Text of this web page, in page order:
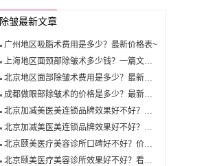
除皱最新文章
广州地区吸脂术费用是多少？最新价格表~
上海地区面颈部除皱术多少钱？一篇文章告诉你答案！
北京地区面部除皱术费用是多少？最新价格表~
成都做眼部除皱术的价格是多少？最新价格表~
北京加减美医美连锁品牌效果好不好？价格如何？顾客真实评价
北京加减美医美连锁品牌效果好不好？看这里就知道!
北京颐美医疗美容诊所口碑好不好？价格多少？顾客真实反馈
北京颐美医疗美容诊所效果好不好？看这里就知道!